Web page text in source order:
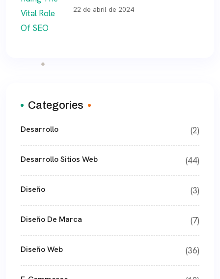
22 de abril de 2024
Categories
Desarrollo (2)
Desarrollo Sitios Web (44)
Diseño (3)
Diseño De Marca (7)
Diseño Web (36)